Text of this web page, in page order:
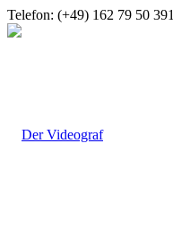
Telefon: (+49) 162 79 50 391